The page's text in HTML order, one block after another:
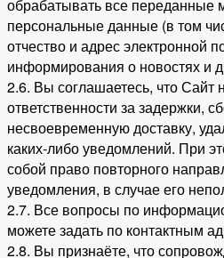
обрабатывать все переданные
персональные данные (в том
отчество и адрес электронной
информирования о новостях и
2.6. Вы соглашаетесь, что Сайт
ответственности за задержки,
несвоевременную доставку,
каких-либо уведомлений. При
собой право повторного
уведомления, в случае его
2.7. Все вопросы по
можете задать по контактным
2.8. Вы признаёте, что